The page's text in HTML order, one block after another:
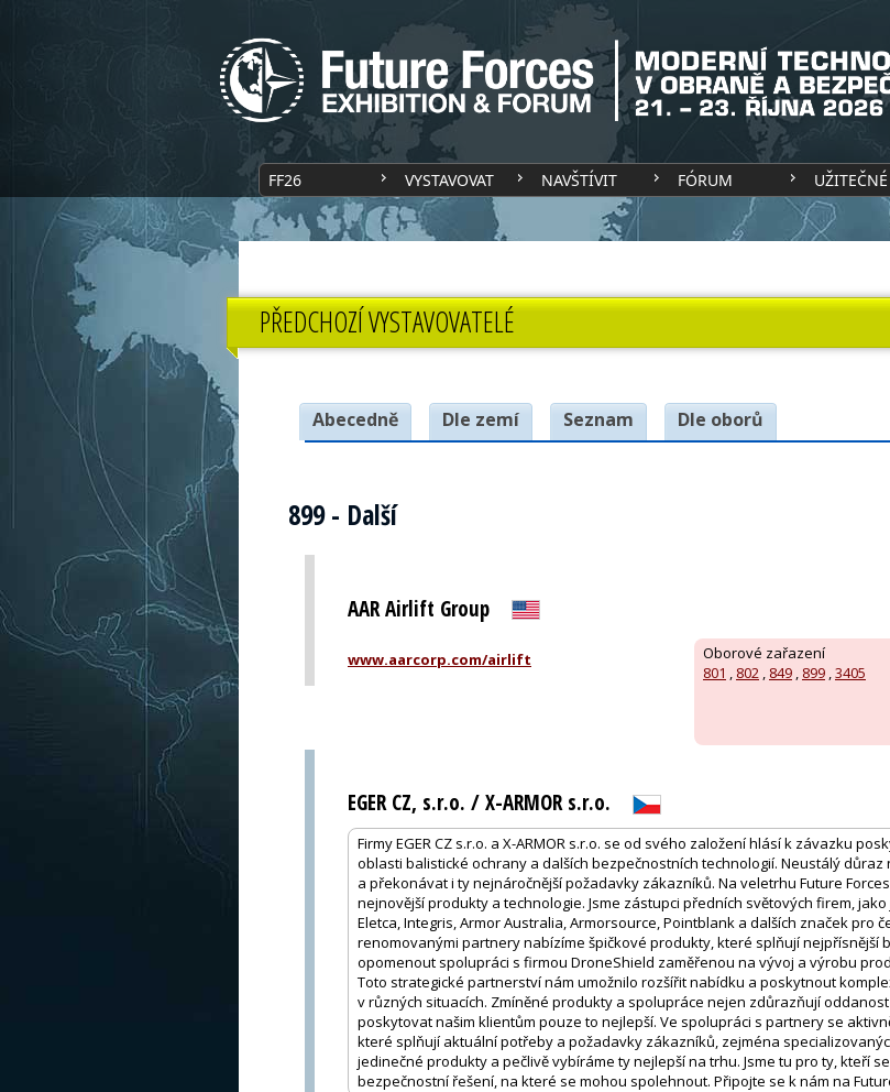
FF26 VYSTAVOVAT NAVŠTÍVIT FÓRUM UŽITEČNÉ
PŘEDCHOZÍ VYSTAVOVATELÉ
Abecedně Dle zemí Seznam Dle oborů
899 - Další
AAR Airlift Group
Oborové zařazení
801 , 802 , 849 , 899 ,3405
www.aarcorp.com/airlift
EGER CZ, s.r.o. / X-ARMOR s.r.o.
Firmy EGER CZ s.r.o. a X-ARMOR s.r.o. se od svého založení hlásí k závazku
oblasti balistické ochrany a dalších bezpečnostních technologií. Neustálý
a překonávat i ty nejnáročnější požadavky zákazníků. Na veletrhu Future
nejnovější produkty a technologie. Jsme zástupci předních světových firem,
Eletca, Integris, Armor Australia, Armorsource, Pointblank a dalších značek pro
renomovanými partnery nabízíme špičkové produkty, které splňují nejpřísnější
opomenout spolupráci s firmou DroneShield zaměřenou na vývoj a výrobu
Toto strategické partnerství nám umožnilo rozšířit nabídku a poskytnout
v různých situacích. Zmíněné produkty a spolupráce nejen zdůrazňují
poskytovat našim klientům pouze to nejlepší. Ve spolupráci s partnery se
které splňují aktuální potřeby a požadavky zákazníků, zejména
jedinečné produkty a pečlivě vybíráme ty nejlepší na trhu. Jsme tu pro ty, kteří
bezpečnostní řešení, na které se mohou spolehnout. Připojte se k nám na